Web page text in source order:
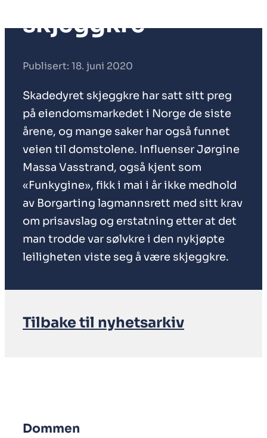
skjeggkre
Publisert: 18. juni 2020
Skadedyret skjeggkre har satt sitt preg
på eiendomsmarkedet i Norge de siste
årene, og mange saker har også funnet
veien til domstolene. Influenser Jørgine
Massa Vasstrand, også kjent som
«Funkygine», fikk i mai i år ikke medhold
av Borgarting lagmannsrett med sitt krav
om prisavslag og erstatning etter at det
man trodde var sølvkre i den nykjøpte
leiligheten viste seg å være skjeggkre.
Tilbake til nyhetsarkiv
Dommen